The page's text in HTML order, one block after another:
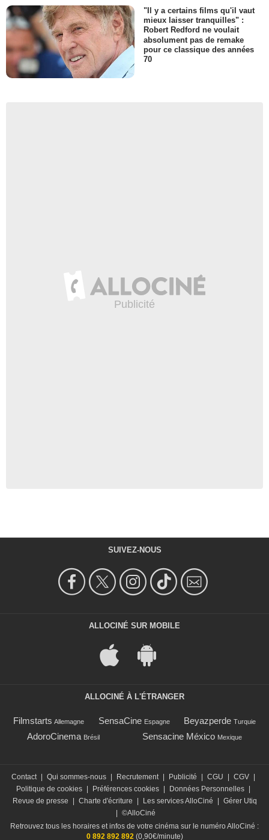
"Il y a certains films qu'il vaut
mieux laisser tranquilles" :
Robert Redford ne voulait
absolument pas de remake
pour ce classique des années
70
SUIVEZ-NOUS
ALLOCINÉ SUR MOBILE
ALLOCINÉ À L'ÉTRANGER
Filmstarts Allemagne SensaCine Espagne Beyazperde Turquie
AdoroCinema Brésil Sensacine México Mexique
Contact | Qui sommes-nous | Recrutement | Publicité | CGU | CGV |
Politique de cookies | Préférences cookies | Données Personnelles |
Revue de presse
| Charte d'écriture | Les services AlloCiné | Gérer Utiq
| ©AlloCiné
Retrouvez tous les horaires et infos de votre cinéma sur le numéro AlloCiné :
0 892 892 892 (0,90€/minute)